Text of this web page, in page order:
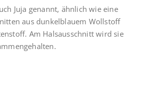
Juja genannt, ähnlich wie eine
aus dunkelblauem Wollstoff
Am Halsausschnitt wird sie